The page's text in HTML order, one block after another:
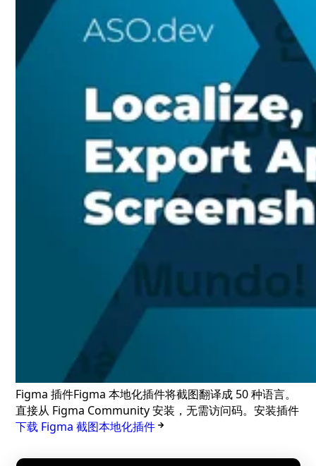
Figma 插件Figma 本地化插件将截图翻译成 50 种语言。
直接从 Figma Community 安装，无需访问码。安装插件
下载 Figma 截图本地化插件